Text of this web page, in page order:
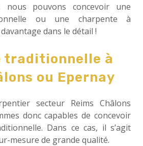
nous pouvons concevoir une
ou une charpente à
dans le détail !
traditionnelle à
ou Epernay
secteur Reims Châlons
donc capables de concevoir
Dans ce cas, il s’agit
mesure de grande qualité.